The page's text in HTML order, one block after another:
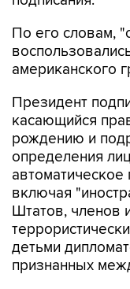
По его словам,
американского
Президент
касающийся
рождению и
определения
автоматическое
включая
Штатов, членов
детьми
признанных